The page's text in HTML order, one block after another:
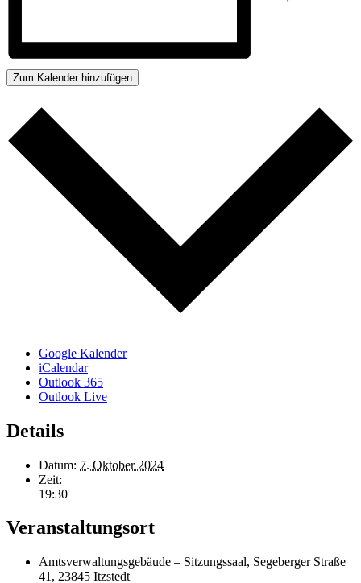
Zum Kalender hinzufügen
Google Kalender
iCalendar
Outlook 365
Outlook Live
Details
Datum: 7. Oktober 2024
Zeit:
19:30
Veranstaltungsort
Amtsverwaltungsgebäude – Sitzungssaal, Segeberger Straße
41, 23845 Itzstedt